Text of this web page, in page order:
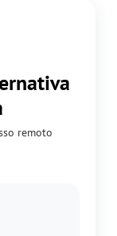
remoto